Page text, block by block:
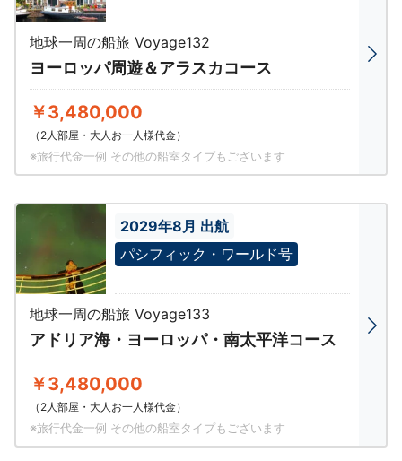
地球一周の船旅 Voyage132
ヨーロッパ周遊＆アラスカコース
￥3,480,000
（2人部屋・大人お一人様代金）
※旅行代金一例 その他の船室タイプもございます
2029年8月 出航
パシフィック・ワールド号
地球一周の船旅 Voyage133
アドリア海・ヨーロッパ・南太平洋コース
￥3,480,000
（2人部屋・大人お一人様代金）
※旅行代金一例 その他の船室タイプもございます